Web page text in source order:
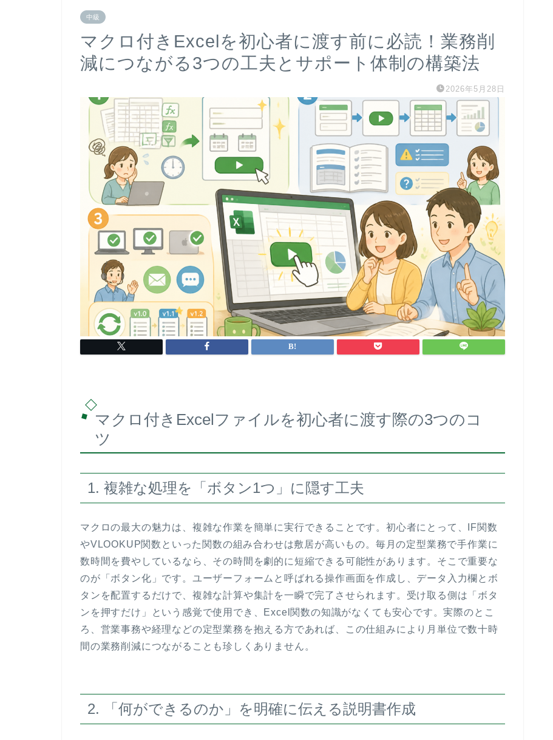
中級
マクロ付きExcelを初心者に渡す前に必読！業務削
減につながる3つの工夫とサポート体制の構築法
2026年5月28日
マクロ付きExcelファイルを初心者に渡す際の3つのコ
ツ
1. 複雑な処理を「ボタン1つ」に隠す工夫
マクロの最大の魅力は、複雑な作業を簡単に実行できることです。初心者にとって、IF関数
やVLOOKUP関数といった関数の組み合わせは敷居が高いもの。毎月の定型業務で手作業に
数時間を費やしているなら、その時間を劇的に短縮できる可能性があります。そこで重要な
のが「ボタン化」です。ユーザーフォームと呼ばれる操作画面を作成し、データ入力欄とボ
タンを配置するだけで、複雑な計算や集計を一瞬で完了させられます。受け取る側は「ボタ
ンを押すだけ」という感覚で使用でき、Excel関数の知識がなくても安心です。実際のとこ
ろ、営業事務や経理などの定型業務を抱える方であれば、この仕組みにより月単位で数十時
間の業務削減につながることも珍しくありません。
2. 「何ができるのか」を明確に伝える説明書作成